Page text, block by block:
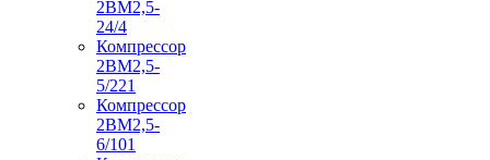
2ВМ2,5-
24/4
Компрессор
2ВМ2,5-
5/221
Компрессор
2ВМ2,5-
6/101